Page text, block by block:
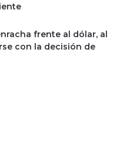
frente al dólar, al
con la decisión de